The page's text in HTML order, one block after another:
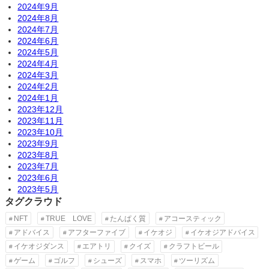
2024年9月
2024年8月
2024年7月
2024年6月
2024年5月
2024年4月
2024年3月
2024年2月
2024年1月
2023年12月
2023年11月
2023年10月
2023年9月
2023年8月
2023年7月
2023年6月
2023年5月
タグクラウド
NFT TRUE LOVE たんぱく質
アコースティック
アドバイス
アフターファイブ イケオジ
イケオジアドバイス
イケオジダンス
エアトリ クイズ
クラフトビール
ゲーム
ゴルフ シューズ スマホ
ツーリズム